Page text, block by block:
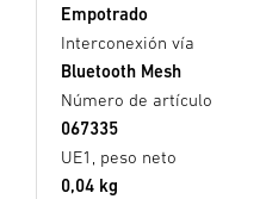
Empotrado
Interconexión vía
Bluetooth Mesh
Número de artículo
067335
UE1, peso neto
0,04 kg